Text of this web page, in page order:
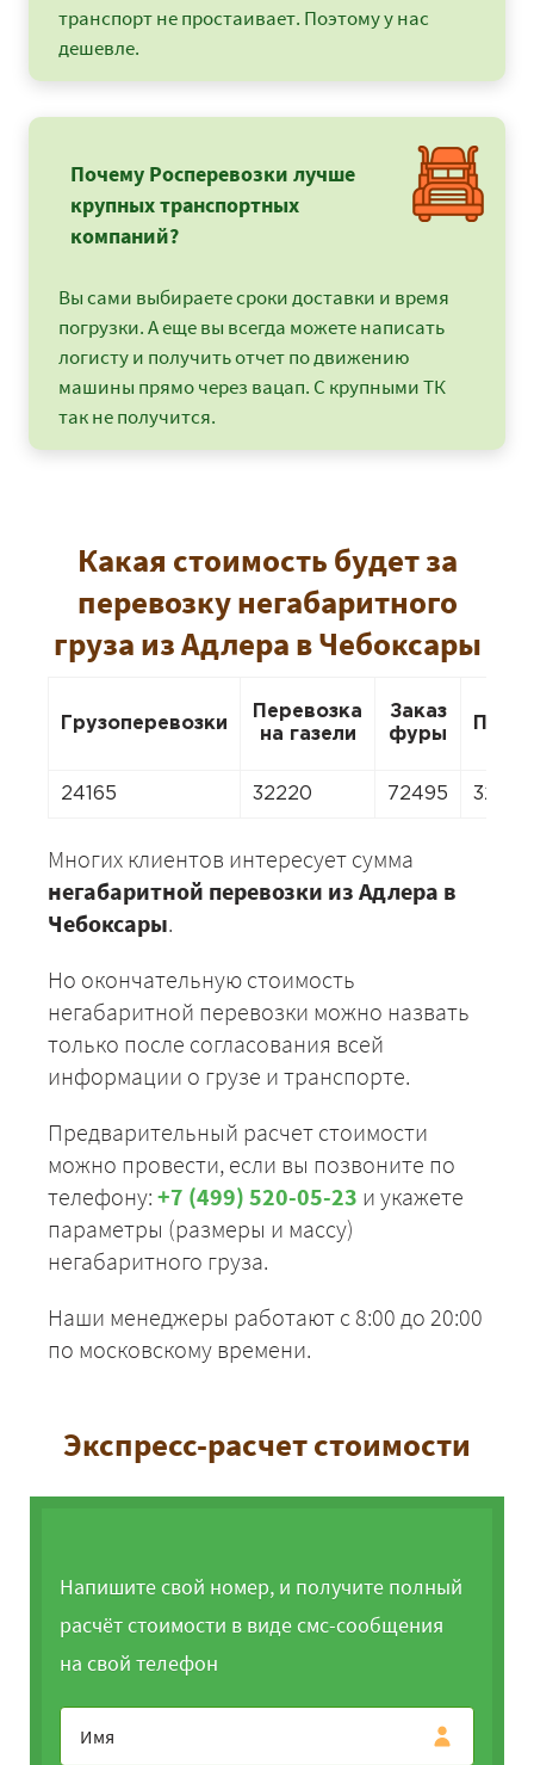
транспорт не простаивает. Поэтому у нас
дешевле.
Почему Росперевозки лучше
крупных транспортных
компаний?
Вы сами выбираете сроки доставки и время
погрузки. А еще вы всегда можете написать
логисту и получить отчет по движению
машины прямо через вацап. С крупными ТК
так не получится.
Какая стоимость будет за
перевозку негабаритного
груза из Адлера в Чебоксары
Грузоперевозки
Перевозка
на газели
Заказ
фуры
24165 32220 72495 32220
Многих клиентов интересует сумма
негабаритной перевозки из Адлера в
Чебоксары.
Но окончательную стоимость
негабаритной перевозки можно назвать
только после согласования всей
информации о грузе и транспорте.
Предварительный расчет стоимости
можно провести, если вы позвоните по
телефону: +7 (499) 520-05-23 и укажете
параметры (размеры и массу)
негабаритного груза.
Наши менеджеры работают с 8:00 до 20:00
по московскому времени.
Экспресс-расчет стоимости
Напишите свой номер, и получите полный
расчёт стоимости в виде смс-сообщения
на свой телефон